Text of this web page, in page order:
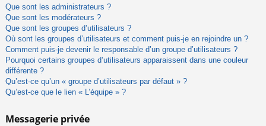
Que sont les administrateurs ?
Que sont les modérateurs ?
Que sont les groupes d’utilisateurs ?
Où sont les groupes d’utilisateurs et comment puis-je en rejoindre un ?
Comment puis-je devenir le responsable d’un groupe d’utilisateurs ?
Pourquoi certains groupes d’utilisateurs apparaissent dans une couleur
différente ?
Qu’est-ce qu’un « groupe d’utilisateurs par défaut » ?
Qu’est-ce que le lien « L’équipe » ?
Messagerie privée